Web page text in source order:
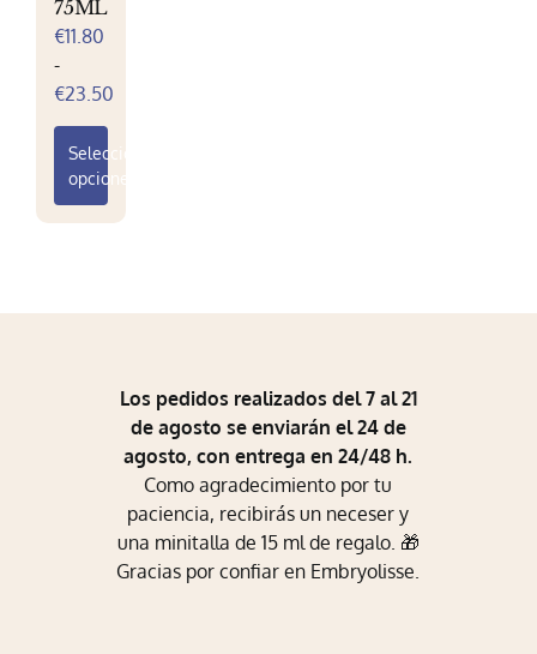
75ML
€11.80
-
€23.50
precios:
desde
Seleccionar
opciones
Este
opcionesLos pedidos realizados del 7 al 21
de agosto se enviarán el 24 de
agosto, con entrega en 24/48 h.
Como agradecimiento por tu
paciencia, recibirás un neceser y
una minitalla de 15 ml de regalo. 🎁
Gracias por confiar en Embryolisse.